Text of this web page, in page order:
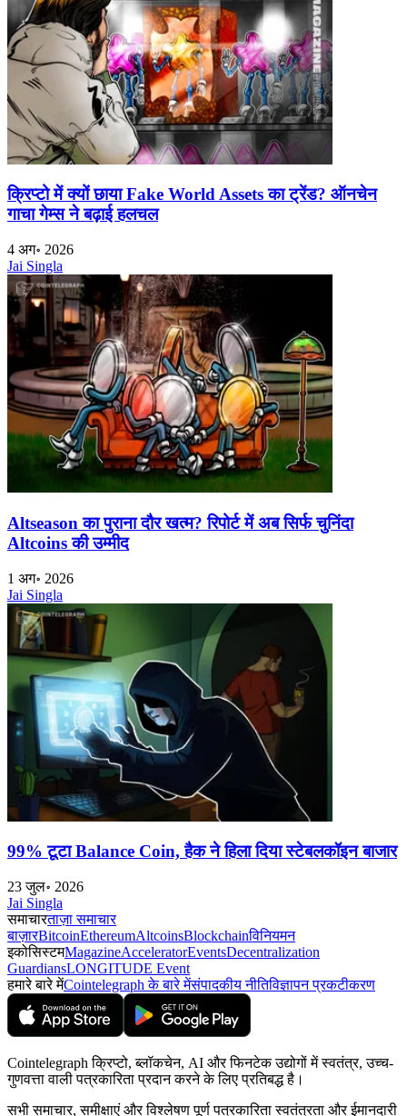
क्रिप्टो में क्यों छाया Fake World Assets का ट्रेंड? ऑनचेन
गाचा गेम्स ने बढ़ाई हलचल
4 अग॰ 2026
Jai Singla
Altseason का पुराना दौर खत्म? रिपोर्ट में अब सिर्फ चुनिंदा
Altcoins की उम्मीद
1 अग॰ 2026
Jai Singla
99% टूटा Balance Coin, हैक ने हिला दिया स्टेबलकॉइन बाजार
23 जुल॰ 2026
Jai Singla
समाचारताज़ा समाचार
बाज़ारBitcoinEthereumAltcoinsBlockchainविनियमन
इकोसिस्टमMagazineAcceleratorEventsDecentralization
GuardiansLONGITUDE Event
हमारे बारे मेंCointelegraph के बारे मेंसंपादकीय नीतिविज्ञापन प्रकटीकरण
Cointelegraph क्रिप्टो, ब्लॉकचेन, AI और फिनटेक उद्योगों में स्वतंत्र, उच्च-
गुणवत्ता वाली पत्रकारिता प्रदान करने के लिए प्रतिबद्ध है।
सभी समाचार, समीक्षाएं और विश्लेषण पूर्ण पत्रकारिता स्वतंत्रता और ईमानदारी